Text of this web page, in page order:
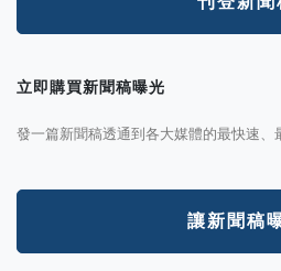
立即購買新聞稿曝光
發一篇新聞稿透通到各大媒體的最快速、
讓新聞稿